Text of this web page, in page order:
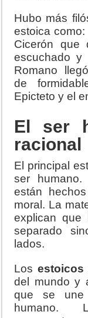
Hubo más
estoica
Cicerón que
escuchado y
Romano
de
Epicteto y el
El ser
racional
El principal
ser
están
moral. La
explican
separado
lados.
Los estoicos
del mundo y
que se
humano.